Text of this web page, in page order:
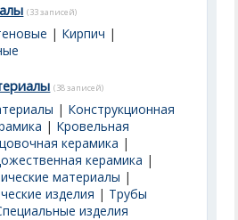
(33 записей)
| Кирпич |
(38 записей)
| Конструкционная
| Кровельная
керамика |
керамика |
материалы |
изделия | Трубы
изделия